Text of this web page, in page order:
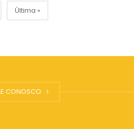
Última »
CONOSCO